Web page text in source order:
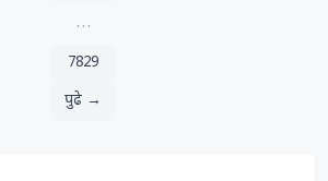
…
7829
पुढे →